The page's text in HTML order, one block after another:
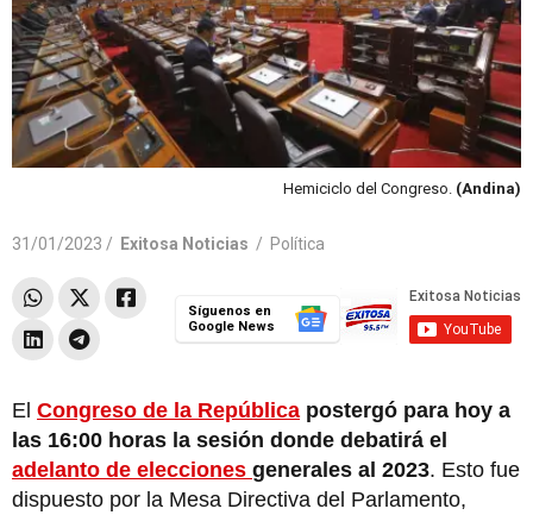
Hemiciclo del Congreso. (Andina)
31/01/2023 / Exitosa Noticias / Política
Síguenos en
Google News
El Congreso de la República postergó para hoy a
las 16:00 horas la sesión donde debatirá el
adelanto de elecciones generales al 2023. Esto fue
dispuesto por la Mesa Directiva del Parlamento,